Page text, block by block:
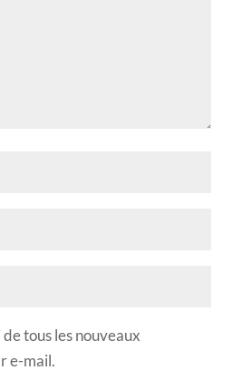
tous les nouveaux
e-mail.